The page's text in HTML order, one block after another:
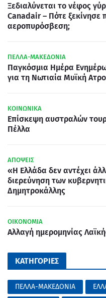
Ξεδιαλύνεται το νέφος
Canadair – Πότε ξεκίνησε
αεροπυρόσβεση;
ΠΕΛΛΑ-ΜΑΚΕΔΟΝΙΑ
Παγκόσμια Ημέρα
για τη Νωτιαία Μυϊκή
ΚΟΙΝΩΝΙΚΑ
Επίσκεψη αυστραλών
Πέλλα
ΑΠΟΨΕΙΣ
«Η Ελλάδα δεν αντέχει
διερεύνηση των
Δημητροκάλλης
ΟΙΚΟΝΟΜΙΑ
Αλλαγή ημερομηνίας
ΚΑΤΗΓΟΡΙΕΣ
ΠΕΛΛΑ-ΜΑΚΕΔΟΝΙΑ